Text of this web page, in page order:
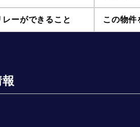
ーができること この物件